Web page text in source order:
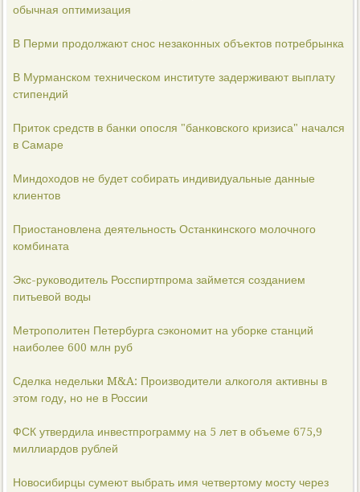
обычная оптимизация
В Перми продолжают снос незаконных объектов потребрынка
В Мурманском техническом институте задерживают выплату
стипендий
Приток средств в банки опосля "банковского кризиса" начался
в Самаре
Миндоходов не будет собирать индивидуальные данные
клиентов
Приостановлена деятельность Останкинского молочного
комбината
Экс-руководитель Росспиртпрома займется созданием
питьевой воды
Метрополитен Петербурга сэкономит на уборке станций
наиболее 600 млн руб
Сделка недельки M&A: Производители алкоголя активны в
этом году, но не в России
ФСК утвердила инвестпрограмму на 5 лет в объеме 675,9
миллиардов рублей
Новосибирцы сумеют выбрать имя четвертому мосту через